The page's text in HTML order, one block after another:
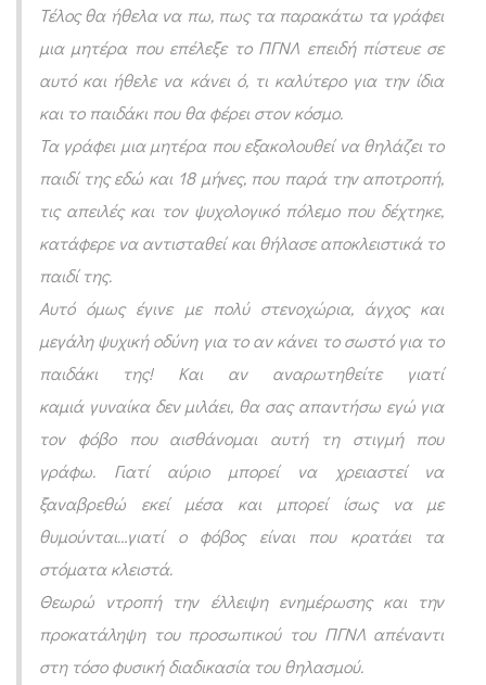
Τέλος θα ήθελα να πω, πως τα παρακάτω τα γράφει
μια μητέρα που επέλεξε το ΠΓΝΛ επειδή πίστευε σε
αυτό και ήθελε να κάνει ό, τι καλύτερο για την ίδια
και το παιδάκι που θα φέρει στον κόσμο.
Τα γράφει μια μητέρα που εξακολουθεί να θηλάζει το
παιδί της εδώ και 18 μήνες, που παρά την αποτροπή,
τις απειλές και τον ψυχολογικό πόλεμο που δέχτηκε,
κατάφερε να αντισταθεί και θήλασε αποκλειστικά το
παιδί της.
Αυτό όμως έγινε με πολύ στενοχώρια, άγχος και
μεγάλη ψυχική οδύνη για το αν κάνει το σωστό για το
παιδάκι της! Και αν αναρωτηθείτε γιατί
καμιά γυναίκα δεν μιλάει, θα σας απαντήσω εγώ για
τον φόβο που αισθάνομαι αυτή τη στιγμή που
γράφω. Γιατί αύριο μπορεί να χρειαστεί να
ξαναβρεθώ εκεί μέσα και μπορεί ίσως να με
θυμούνται…γιατί ο φόβος είναι που κρατάει τα
στόματα κλειστά.
Θεωρώ ντροπή την έλλειψη ενημέρωσης και την
προκατάληψη του προσωπικού του ΠΓΝΛ απέναντι
στη τόσο φυσική διαδικασία του θηλασμού.